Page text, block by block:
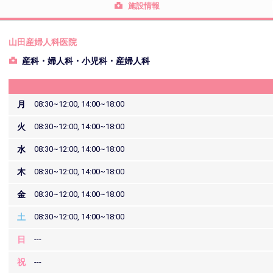
施設情報
山田産婦人科医院
産科・婦人科・小児科・産婦人科
月 08:30~12:00, 14:00~18:00
火 08:30~12:00, 14:00~18:00
水 08:30~12:00, 14:00~18:00
木 08:30~12:00, 14:00~18:00
金 08:30~12:00, 14:00~18:00
土 08:30~12:00, 14:00~18:00
日 ---
祝 ---